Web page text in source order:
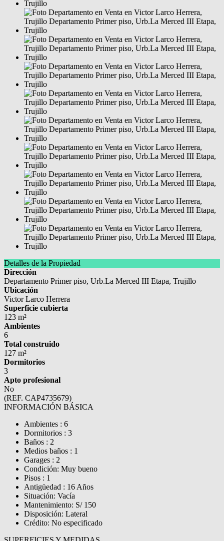
Detalles de la Propiedad
Dirección
Departamento Primer piso, Urb.La Merced III Etapa, Trujillo
Ubicación
Victor Larco Herrera
Superficie cubierta
123 m²
Ambientes
6
Total construido
127 m²
Dormitorios
3
Apto profesional
No
(REF. CAP4735679)
INFORMACIÓN BÁSICA
Ambientes : 6
Dormitorios : 3
Baños : 2
Medios baños : 1
Garages : 2
Condición: Muy bueno
Pisos : 1
Antigüedad : 16 Años
Situación: Vacía
Mantenimiento: S/ 150
Disposición: Lateral
Crédito: No especificado